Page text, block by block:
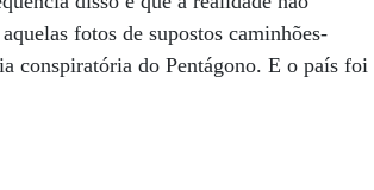
fotos de supostos caminhões-
conspiratória do Pentágono. E o país foi